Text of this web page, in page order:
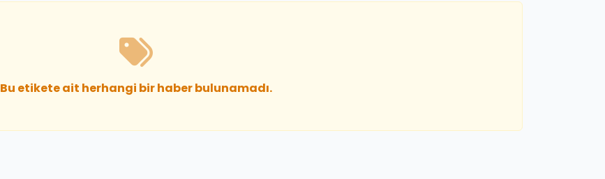
Bu etikete ait herhangi bir haber bulunamadı.